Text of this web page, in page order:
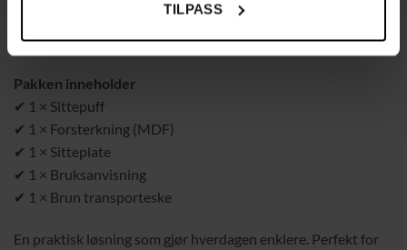
TILPASS
✔ Vekt med emballasje: 2,95 kg
✔ Merke: RUHHY
Pakken inneholder
✔ 1 × Sittepuff
✔ 1 × Forsterkning (MDF)
✔ 1 × Sitteplate
✔ 1 × Bruksanvisning
✔ 1 × Brun transporteske
En praktisk løsning som gjør hverdagen enklere. Perfekt for